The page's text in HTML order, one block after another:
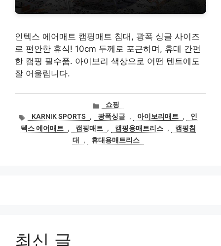
인텍스 에어매트 캠핑매트 침대, 광폭 싱글 사이즈
로 편안한 휴식! 10cm 두께로 포근하며, 휴대 간편
한 캠핑 필수품. 아이보리 색상으로 어떤 텐트에도
잘 어울립니다.
카
테
고
리
쇼핑
태
그
KARNIK SPORTS , 광폭싱글 , 아이보리매트 ,
인
텍스 에어매트 , 캠핑매트 , 캠핑용매트리스 ,
캠핑침
대
, 휴대용매트리스
최신 글